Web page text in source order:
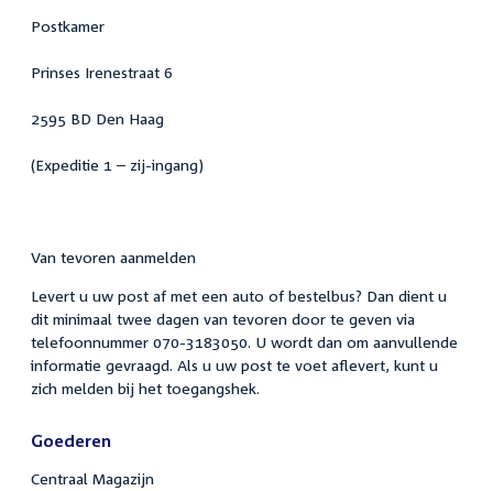
Postkamer
Prinses Irenestraat 6
2595 BD Den Haag
(Expeditie 1 – zij-ingang)
Van tevoren aanmelden
Levert u uw post af met een auto of bestelbus? Dan dient u
dit minimaal twee dagen van tevoren door te geven via
telefoonnummer 070-3183050. U wordt dan om aanvullende
informatie gevraagd. Als u uw post te voet aflevert, kunt u
zich melden bij het toegangshek.
Goederen
Centraal Magazijn